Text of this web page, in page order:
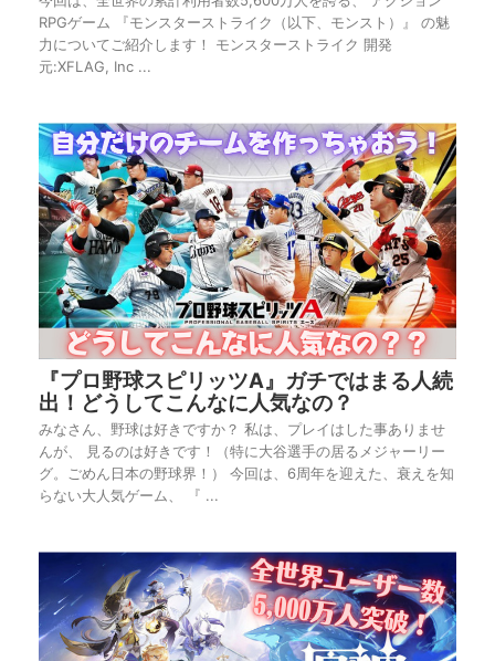
RPGゲーム 『モンスターストライク（以下、モンスト）』 の魅
力についてご紹介します！ モンスターストライク 開発
元:XFLAG, Inc ...
『プロ野球スピリッツA』ガチではまる人続
出！どうしてこんなに人気なの？
みなさん、野球は好きですか？ 私は、プレイはした事ありませ
んが、 見るのは好きです！（特に大谷選手の居るメジャーリー
グ。ごめん日本の野球界！） 今回は、6周年を迎えた、衰えを知
らない大人気ゲーム、 『 ...